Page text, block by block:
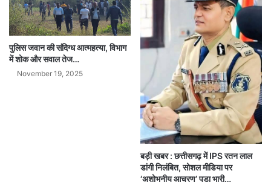
पुलिस जवान की संदिग्ध आत्महत्या, विभाग
में शोक और सवाल तेज…
November 19, 2025
बड़ी खबर : छत्तीसगढ़ में IPS रतन लाल
डांगी निलंबित, सोशल मीडिया पर
‘अशोभनीय आचरण’ पड़ा भारी…